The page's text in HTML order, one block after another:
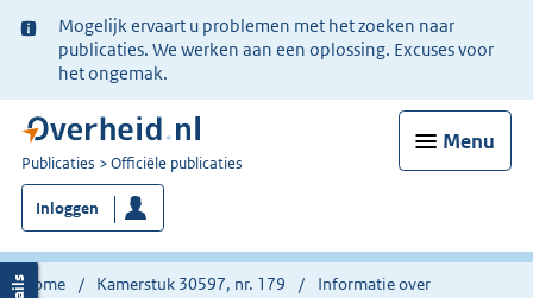
Ter
informatie:
Mogelijk ervaart u problemen met het zoeken naar
publicaties. We werken aan een oplossing. Excuses voor
het ongemak.
Menu
U
bent
nu
hier:
Publicaties Officiële publicaties
Inloggen
Home Kamerstuk 30597, nr. 179
Informatie over